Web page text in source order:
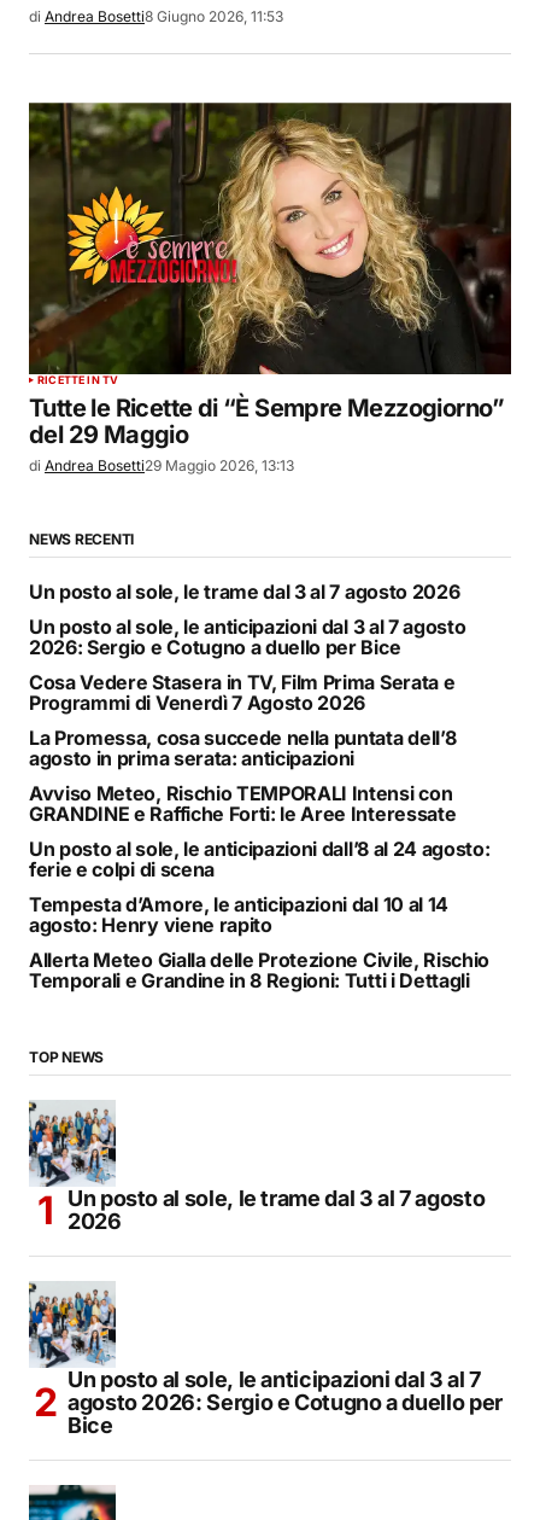
di Andrea Bosetti8 Giugno 2026, 11:53
RICETTE IN TV
Tutte le Ricette di “È Sempre Mezzogiorno”
del 29 Maggio
di Andrea Bosetti29 Maggio 2026, 13:13
NEWS RECENTI
Un posto al sole, le trame dal 3 al 7 agosto 2026
Un posto al sole, le anticipazioni dal 3 al 7 agosto
2026: Sergio e Cotugno a duello per Bice
Cosa Vedere Stasera in TV, Film Prima Serata e
Programmi di Venerdì 7 Agosto 2026
La Promessa, cosa succede nella puntata dell’8
agosto in prima serata: anticipazioni
Avviso Meteo, Rischio TEMPORALI Intensi con
GRANDINE e Raffiche Forti: le Aree Interessate
Un posto al sole, le anticipazioni dall’8 al 24 agosto:
ferie e colpi di scena
Tempesta d’Amore, le anticipazioni dal 10 al 14
agosto: Henry viene rapito
Allerta Meteo Gialla delle Protezione Civile, Rischio
Temporali e Grandine in 8 Regioni: Tutti i Dettagli
TOP NEWS
Un posto al sole, le trame dal 3 al 7 agosto
2026
Un posto al sole, le anticipazioni dal 3 al 7
agosto 2026: Sergio e Cotugno a duello per
Bice